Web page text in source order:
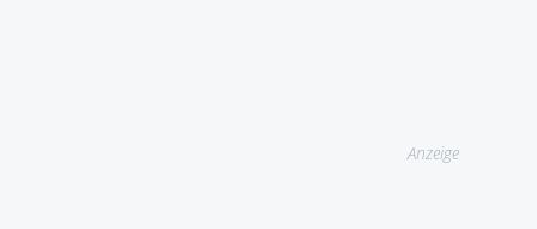
Anzeige